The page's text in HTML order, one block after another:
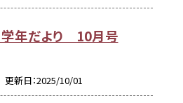
年だより 10月号
更新日 2025/10/01